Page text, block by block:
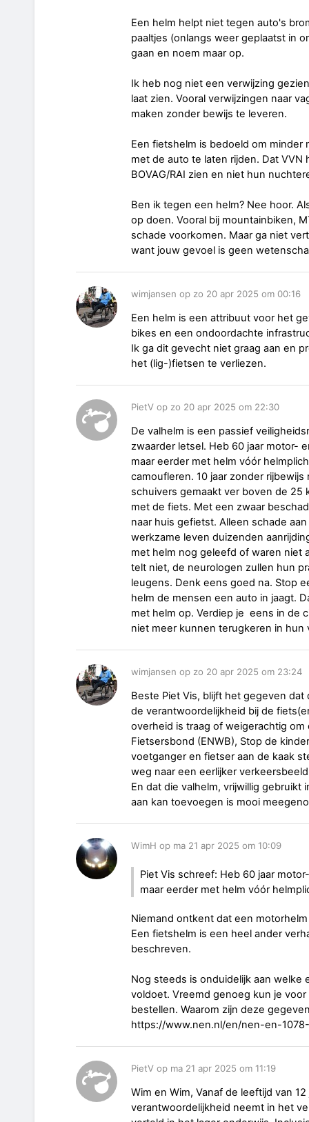
Een helm helpt niet tegen auto's
paaltjes (onlangs weer geplaatst in
gaan en noem maar op.
Ik heb nog niet een verwijzing
laat zien. Vooral verwijzingen naar
maken zonder bewijs te leveren.
Een fietshelm is bedoeld om
met de auto te laten rijden. Dat
BOVAG/RAI zien en niet hun
Ben ik tegen een helm? Nee hoor.
op doen. Vooral bij mountainbiken,
schade voorkomen. Maar ga niet
want jouw gevoel is geen
wimjansen op zo 20 apr 2025 om 00:16
Een helm is een attribuut voor het
bikes en een ondoordachte
Ik ga dit gevecht niet graag aan en
het (lig-)fietsen te verliezen.
PietV op zo 20 apr 2025 om 22:30
De valhelm is een passief
zwaarder letsel. Heb 60 jaar motor-
maar eerder met helm vóór
camoufleren. 10 jaar zonder
schuivers gemaakt ver boven de 25
met de fiets. Met een zwaar
naar huis gefietst. Alleen schade
werkzame leven duizenden
met helm nog geleefd of waren niet
telt niet, de neurologen zullen hun
leugens. Denk eens goed na. Stop
helm de mensen een auto in jaagt.
met helm op. Verdiep je eens in de
niet meer kunnen terugkeren in
wimjansen op zo 20 apr 2025 om 23:24
Beste Piet Vis, blijft het gegeven
de verantwoordelijkheid bij de
overheid is traag of weigerachtig
Fietsersbond (ENWB), Stop de
voetganger en fietser aan de kaak
weg naar een eerlijker
En dat die valhelm, vrijwillig gebruikt
aan kan toevoegen is mooi
WimH op ma 21 apr 2025 om 10:09
Piet Vis schreef: Heb 60 jaar
maar eerder met helm vóór
Niemand ontkent dat een
Een fietshelm is een heel ander
beschreven.
Nog steeds is onduidelijk aan
voldoet. Vreemd genoeg kun je
bestellen. Waarom zijn deze
https://www.nen.nl/en/nen-en-
PietV op ma 21 apr 2025 om 11:19
Wim en Wim, Vanaf de leeftijd van
verantwoordelijkheid neemt in het